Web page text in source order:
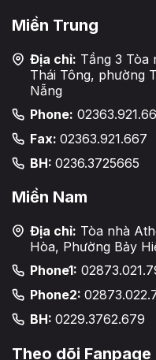
Miền Trung
Địa chỉ: Tầng 3 Tòa
Thái Tông, phường
Nẵng
Phone:
Fax: 02363.921.667
BH: 0236.3725665
Miền Nam
Địa chỉ: Tòa nhà
Hòa, Phường Bảy
Phone1:
Phone2:
BH: 0229.3762.679
Theo dõi Fanpage